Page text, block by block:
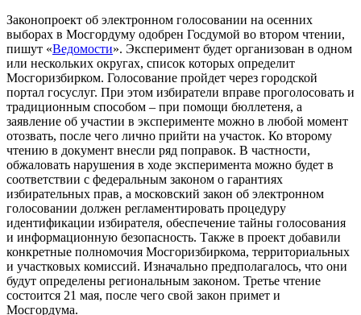
Законопроект об электронном голосовании на осенних
выборах в Мосгордуму одобрен Госдумой во втором чтении,
пишут «Ведомости». Эксперимент будет организован в одном
или нескольких округах, список которых определит
Мосгоризбирком. Голосование пройдет через городской
портал госуслуг. При этом избиратели вправе проголосовать и
традиционным способом – при помощи бюллетеня, а
заявление об участии в эксперименте можно в любой момент
отозвать, после чего лично прийти на участок. Ко второму
чтению в документ внесли ряд поправок. В частности,
обжаловать нарушения в ходе эксперимента можно будет в
соответствии с федеральным законом о гарантиях
избирательных прав, а московский закон об электронном
голосовании должен регламентировать процедуру
идентификации избирателя, обеспечение тайны голосования
и информационную безопасность. Также в проект добавили
конкретные полномочия Мосгоризбиркома, территориальных
и участковых комиссий. Изначально предполагалось, что они
будут определены региональным законом. Третье чтение
состоится 21 мая, после чего свой закон примет и
Мосгордума.